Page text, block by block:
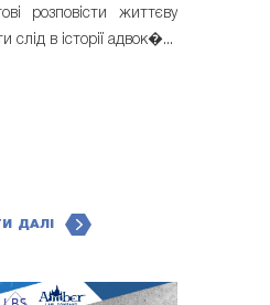
розповісти життєву
слід в історії адвок�...
ДАЛІ